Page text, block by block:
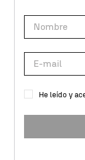
He leído y